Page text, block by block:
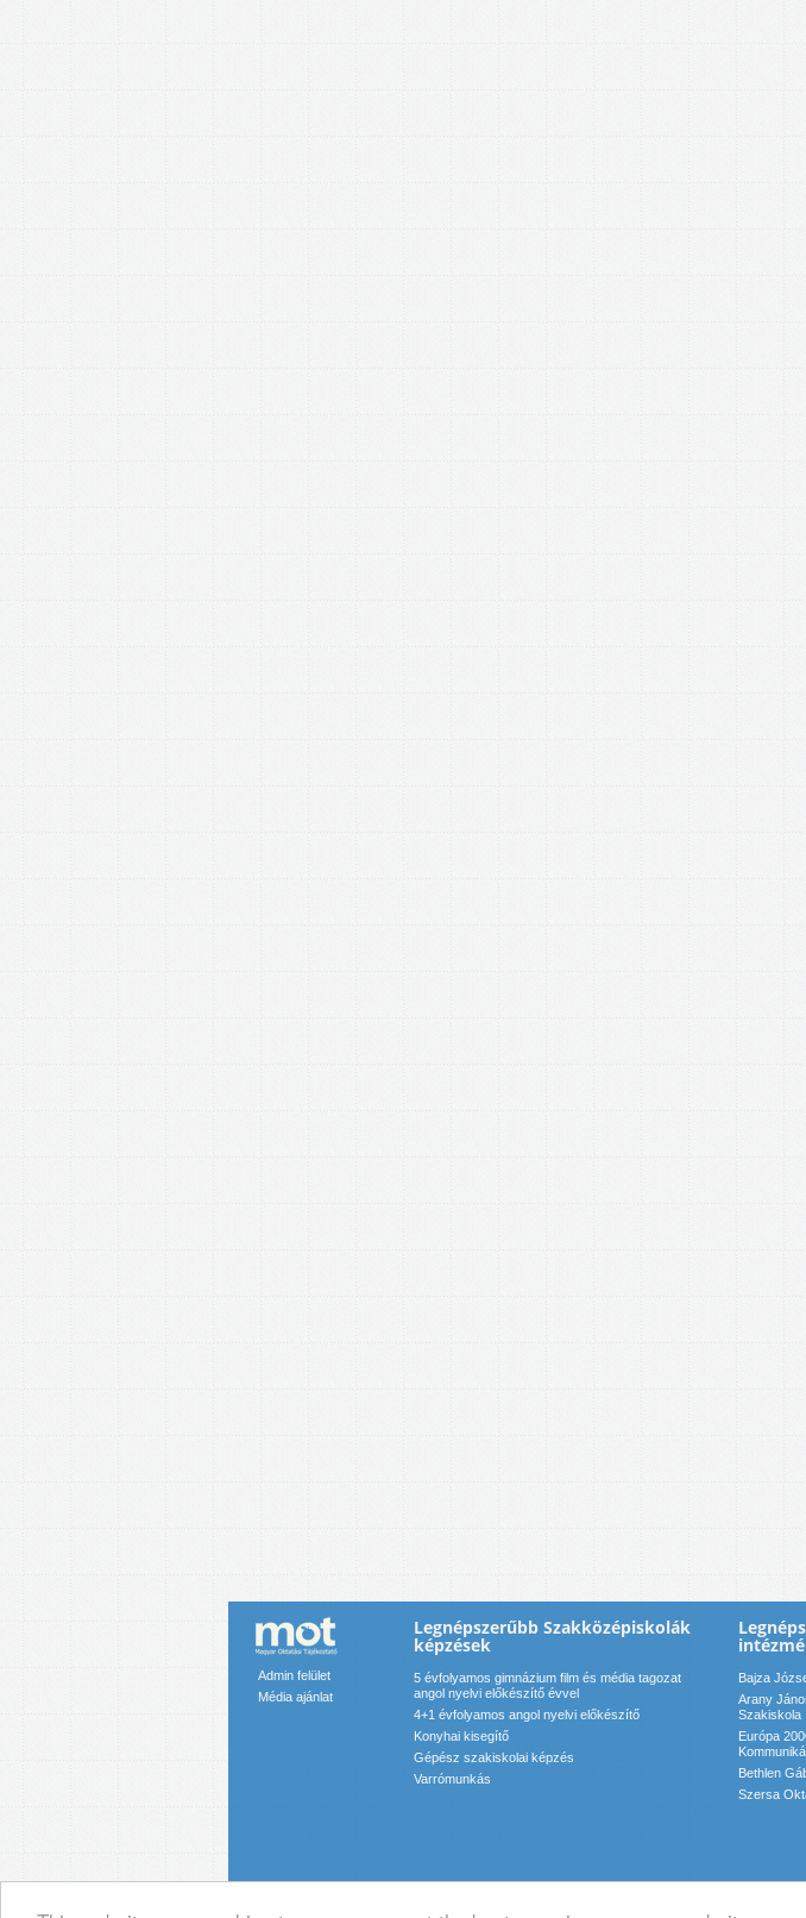
Admin felület
Média ajánlat
Legnépszerűbb Szakközépiskolák
képzések
5 évfolyamos gimnázium film és média tagozat
angol nyelvi előkészítő évvel
4+1 évfolyamos angol nyelvi előkészítő
Konyhai kisegítő
Gépész szakiskolai képzés
Varrómunkás
Bajza
Arany
Szakiskola
Európa
Bethlen
Szersa